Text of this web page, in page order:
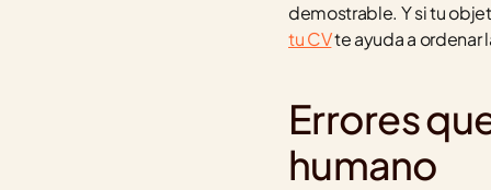
demostrable. Y si tu
tu CV te ayuda a ordenar
Errores
humano